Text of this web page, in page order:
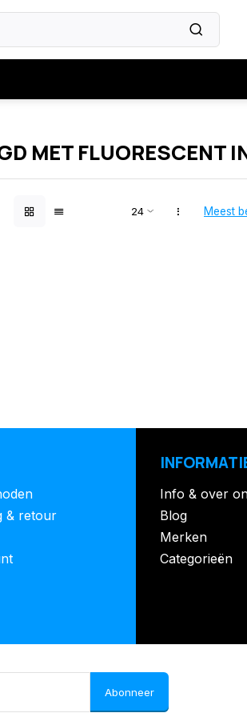
MET FLUORESCENT
Meest
& retour
Info & over
Blog
Merken
Categorieën
Abonneer